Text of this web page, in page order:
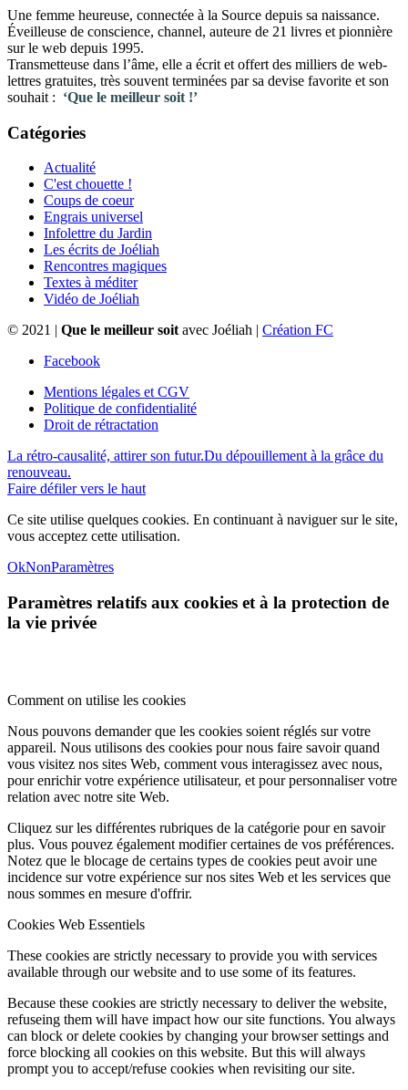
Une femme heureuse, connectée à la Source depuis sa naissance.
Éveilleuse de conscience, channel, auteure de 21 livres et pionnière
sur le web depuis 1995.
Transmetteuse dans l’âme, elle a écrit et offert des milliers de web-
lettres gratuites, très souvent terminées par sa devise favorite et son
souhait : ‘Que le meilleur soit !’
Catégories
Actualité
C'est chouette !
Coups de coeur
Engrais universel
Infolettre du Jardin
Les écrits de Joéliah
Rencontres magiques
Textes à méditer
Vidéo de Joéliah
© 2021 | Que le meilleur soit avec Joéliah | Création FC
Facebook
Mentions légales et CGV
Politique de confidentialité
Droit de rétractation
La rétro-causalité, attirer son futur.Du dépouillement à la grâce du
renouveau.
Faire défiler vers le haut
Ce site utilise quelques cookies. En continuant à naviguer sur le site,
vous acceptez cette utilisation.
OkNonParamètres
Paramètres relatifs aux cookies et à la protection de
la vie privée
Comment on utilise les cookies
Nous pouvons demander que les cookies soient réglés sur votre
appareil. Nous utilisons des cookies pour nous faire savoir quand
vous visitez nos sites Web, comment vous interagissez avec nous,
pour enrichir votre expérience utilisateur, et pour personnaliser votre
relation avec notre site Web.
Cliquez sur les différentes rubriques de la catégorie pour en savoir
plus. Vous pouvez également modifier certaines de vos préférences.
Notez que le blocage de certains types de cookies peut avoir une
incidence sur votre expérience sur nos sites Web et les services que
nous sommes en mesure d'offrir.
Cookies Web Essentiels
These cookies are strictly necessary to provide you with services
available through our website and to use some of its features.
Because these cookies are strictly necessary to deliver the website,
refuseing them will have impact how our site functions. You always
can block or delete cookies by changing your browser settings and
force blocking all cookies on this website. But this will always
prompt you to accept/refuse cookies when revisiting our site.